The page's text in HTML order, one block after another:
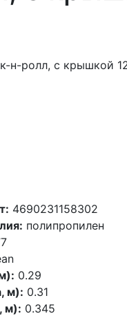
н-ролл, с крышкой
4690231158302
полипропилен
0.29
м): 0.31
м): 0.345